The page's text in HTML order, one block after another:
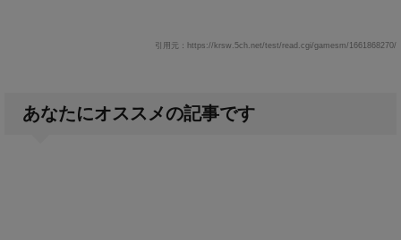
引用元：https://krsw.5ch.net/test/read.cgi/gamesm/1661868270/
あなたにオススメの記事です